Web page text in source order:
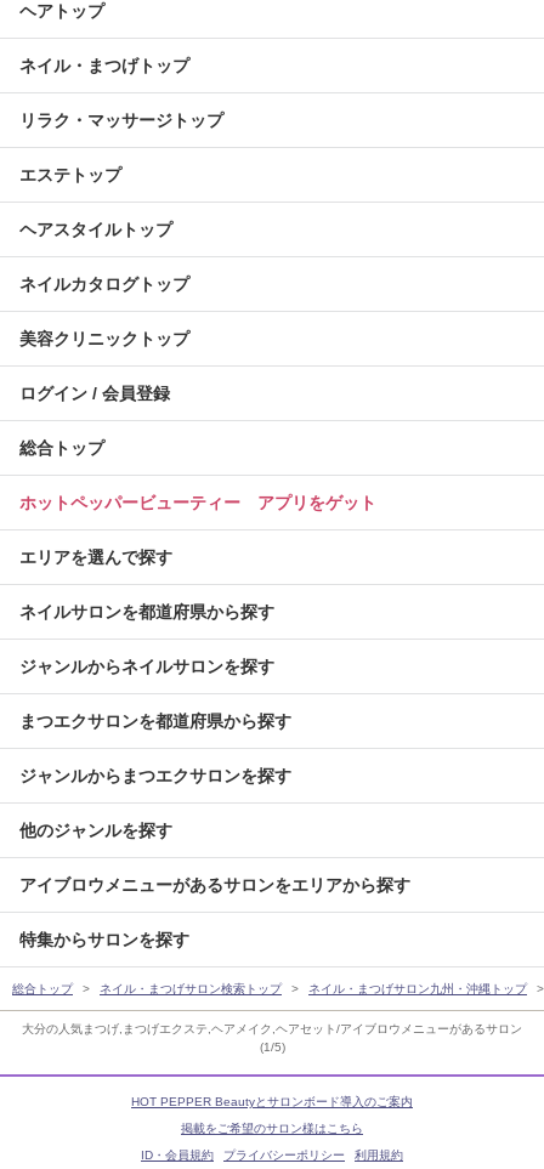
大分の人気まつげ,まつげエクステ,ヘアメイク,ヘアセット/アイブロウメニューがあるサロン
(1/5)
ヘアトップ
ネイル・まつげトップ
リラク・マッサージトップ
エステトップ
ヘアスタイルトップ
ネイルカタログトップ
美容クリニックトップ
ログイン / 会員登録
総合トップ
ホットペッパービューティー アプリをゲット
エリアを選んで探す
ネイルサロンを都道府県から探す
ジャンルからネイルサロンを探す
まつエクサロンを都道府県から探す
ジャンルからまつエクサロンを探す
他のジャンルを探す
アイブロウメニューがあるサロンをエリアから探す
特集からサロンを探す
総合トップ ネイル・まつげサロン検索トップ ネイル・まつげサロン九州・沖縄トップ
HOT PEPPER Beautyとサロンボード導入のご案内
掲載をご希望のサロン様はこちら
ID・会員規約
プライバシーポリシー 利用規約